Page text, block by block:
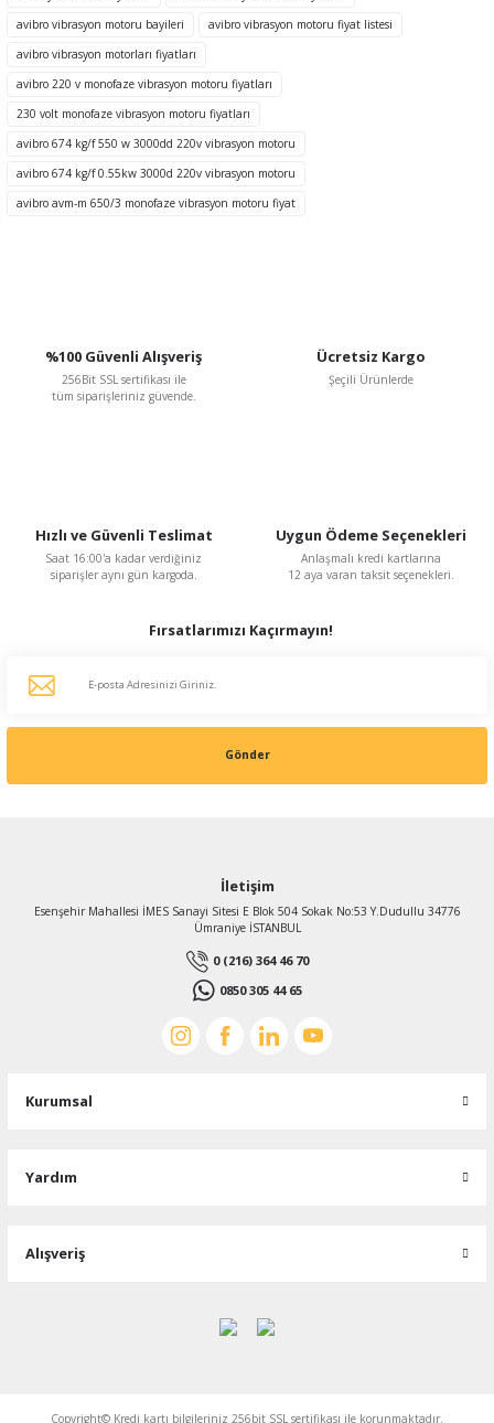
Ürün açıklamasında eksik bilgiler bulunuyor.
Ürün bilgilerinde hatalar bulunuyor.
Ürün fiyatı diğer sitelerden daha pahalı.
Bu ürüne benzer farklı alternatifler olmalı.
avibro vibrasyon motoru bayileri
avibro vibrasyon motoru fiyat listesi
avibro vibrasyon motorları fiyatları
avibro 220 v monofaze vibrasyon motoru fiyatları
230 volt monofaze vibrasyon motoru fiyatları
avibro 674 kg/f 550 w 3000dd 220v vibrasyon motoru
avibro 674 kg/f 0.55kw 3000d 220v vibrasyon motoru
avibro avm-m 650/3 monofaze vibrasyon motoru fiyat
%100 Güvenli Alışveriş
256Bit SSL sertifikası ile
tüm siparişleriniz güvende.
Ücretsiz Kargo
Şeçili Ürünlerde
Hızlı ve Güvenli Teslimat
Saat 16:00'a kadar verdiğiniz
siparişler aynı gün kargoda.
Uygun Ödeme Seçenekleri
Anlaşmalı kredi kartlarına
12 aya varan taksit seçenekleri.
Fırsatlarımızı Kaçırmayın!
Gönder
İletişim
Esenşehir Mahallesi İMES Sanayi Sitesi E Blok 504 Sokak No:53 Y.Dudullu 34776
Ümraniye İSTANBUL
0 (216) 364 46 70
0850 305 44 65
Kurumsal
Yardım
Alışveriş
Copyright© Kredi kartı bilgileriniz 256bit SSL sertifikası ile korunmaktadır.